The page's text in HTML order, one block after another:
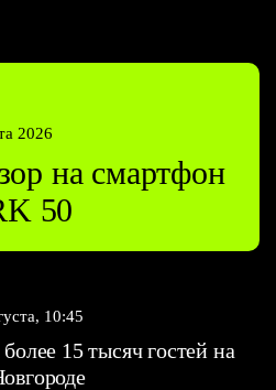
2026
на смартфон
50
10:45
15 тысяч гостей на